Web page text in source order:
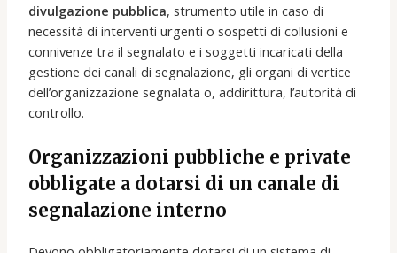
divulgazione pubblica, strumento utile in caso di
necessità di interventi urgenti o sospetti di collusioni e
connivenze tra il segnalato e i soggetti incaricati della
gestione dei canali di segnalazione, gli organi di vertice
dell’organizzazione segnalata o, addirittura, l’autorità di
controllo.
Organizzazioni pubbliche e private
obbligate a dotarsi di un canale di
segnalazione interno